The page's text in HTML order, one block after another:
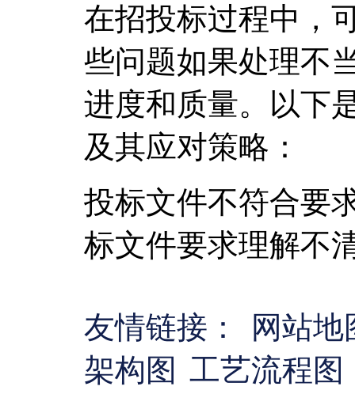
在招投标过程中，
些问题如果处理不
进度和质量。以下
及其应对策略：
投标文件不符合要
标文件要求理解不
友情链接：
网站
架构图 工艺流程图